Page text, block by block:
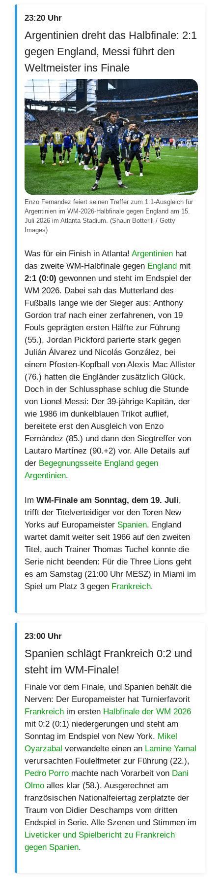
23:20 Uhr
Argentinien dreht das Halbfinale: 2:1
gegen England, Messi führt den
Weltmeister ins Finale
Enzo Fernandez feiert seinen Treffer zum 1:1-Ausgleich für
Argentinien im WM-2026-Halbfinale gegen England am 15.
Juli 2026 im Atlanta Stadium. (Shaun Botterill / Getty
Images)
Was für ein Finish in Atlanta! Argentinien hat
das zweite WM-Halbfinale gegen England mit
2:1 (0:0) gewonnen und steht im Endspiel der
WM 2026. Dabei sah das Mutterland des
Fußballs lange wie der Sieger aus: Anthony
Gordon traf nach einer zerfahrenen, von 19
Fouls geprägten ersten Hälfte zur Führung
(55.), Jordan Pickford parierte stark gegen
Julián Álvarez und Nicolás González, bei
einem Pfosten-Kopfball von Alexis Mac Allister
(76.) hatten die Engländer zusätzlich Glück.
Doch in der Schlussphase schlug die Stunde
von Lionel Messi: Der 39-jährige Kapitän, der
wie 1986 im dunkelblauen Trikot auflief,
bereitete erst den Ausgleich von Enzo
Fernández (85.) und dann den Siegtreffer von
Lautaro Martínez (90.+2) vor. Alle Details auf
der Begegnungsseite England gegen
Argentinien.
Im WM-Finale am Sonntag, dem 19. Juli,
trifft der Titelverteidiger vor den Toren New
Yorks auf Europameister Spanien. England
wartet damit weiter seit 1966 auf den zweiten
Titel, auch Trainer Thomas Tuchel konnte die
Serie nicht beenden: Für die Three Lions geht
es am Samstag (21:00 Uhr MESZ) in Miami im
Spiel um Platz 3 gegen Frankreich.
23:00 Uhr
Spanien schlägt Frankreich 0:2 und
steht im WM-Finale!
Finale vor dem Finale, und Spanien behält die
Nerven: Der Europameister hat Turnierfavorit
Frankreich im ersten Halbfinale der WM 2026
mit 0:2 (0:1) niedergerungen und steht am
Sonntag im Endspiel von New York. Mikel
Oyarzabal verwandelte einen an Lamine Yamal
verursachten Foulelfmeter zur Führung (22.),
Pedro Porro machte nach Vorarbeit von Dani
Olmo alles klar (58.). Ausgerechnet am
französischen Nationalfeiertag zerplatzte der
Traum von Didier Deschamps vom dritten
Endspiel in Serie. Alle Szenen und Stimmen im
Liveticker und Spielbericht zu Frankreich
gegen Spanien.